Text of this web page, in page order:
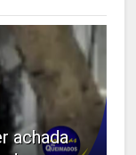
achada